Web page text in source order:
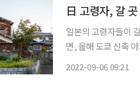
日 고령자, 갈
일본의 고령자들이
면, 올해 도쿄 신축
2022-09-06 09:21